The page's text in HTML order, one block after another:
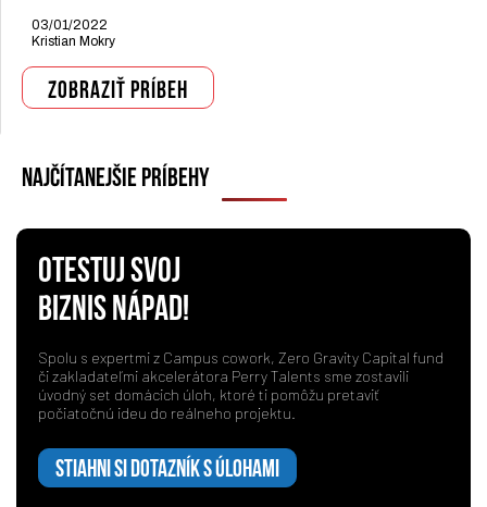
03/01/2022
Kristian Mokry
ZOBRAZIŤ PRÍBEH
NAJČÍTANEJŠIE PRÍBEHY
OTESTUJ SVOJ
BIZNIS NÁPAD!
Spolu s expertmi z Campus cowork, Zero Gravity Capital fund
či zakladateľmi akcelerátora Perry Talents sme zostavili
úvodný set domácich úloh, ktoré ti pomôžu pretaviť
počiatočnú ideu do reálneho projektu.
STIAHNI SI DOTAZNÍK S ÚLOHAMI